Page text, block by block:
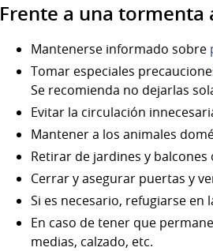
Frente a una tormenta
Mantenerse informado sobre
Tomar especiales
Se recomienda no dejarlas
Evitar la circulación
Mantener a los animales
Retirar de jardines y
Cerrar y asegurar puertas y
Si es necesario, refugiarse
En caso de tener que
medias, calzado, etc.